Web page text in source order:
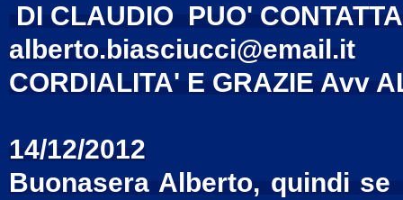
DI CLAUDIO PUO'
alberto.biasciucci@email.it
CORDIALITA' E GRAZIE Avv
14/12/2012
Buonasera Alberto, quindi